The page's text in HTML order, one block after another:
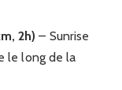
2h) – Sunrise
le long de la